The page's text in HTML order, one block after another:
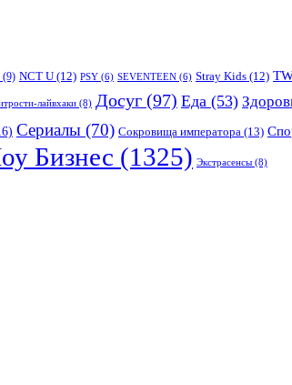
(9) NCT U (12) PSY (6) SEVENTEEN (6) Stray Kids (12)
лайвхаки (8) Досуг (97) Еда (53)
Сериалы (70) Сокровища императора (13)
Бизнес (1325) Экстрасенсы (8)